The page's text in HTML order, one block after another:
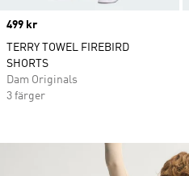
Price
499 kr
TERRY TOWEL FIREBIRD
SHORTS
Dam Originals
3 färger